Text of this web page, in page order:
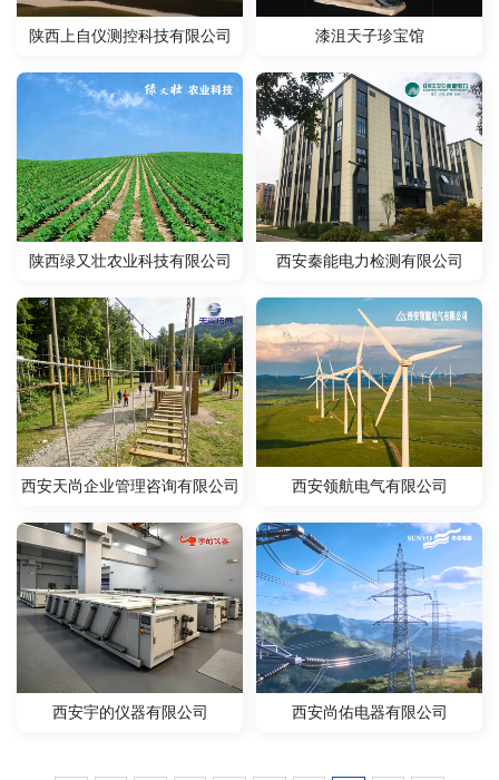
西安征途网络科技有限公司
陕西上自仪测控科技有限公司 漆沮天子珍宝馆
陕西绿又壮农业科技有限公司 西安秦能电力检测有限公司
西安天尚企业管理咨询有限公司 西安领航电气有限公司
西安宇的仪器有限公司 西安尚佑电器有限公司